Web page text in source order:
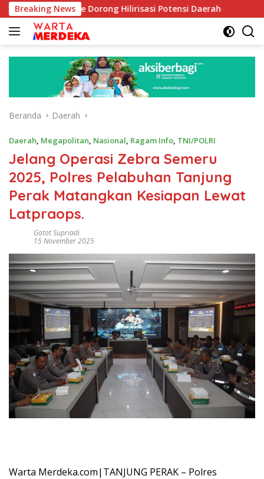
Langsung
ke
konten
Breaking News
Dorong Hilirisasi Potensi Daerah DPR Dorong
Beranda Daerah
Daerah, Megapolitan, Nasional, Ragam Info, TNI/POLRI
Jelang Operasi Zebra Semeru
2025, Polres Pelabuhan Tanjung
Perak Matangkan Kesiapan Lewat
Latpraops.
Gatot Supriadi
15 November 2025
Warta Merdeka.com|TANJUNG PERAK – Polres